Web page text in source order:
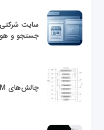
سایت شرکتی
جستجو و
چالش‌های RAM در Workloadهای محاسباتی HPC